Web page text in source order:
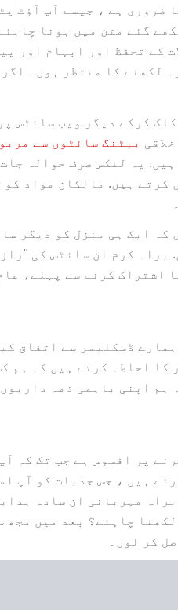
ضروری ہے ، جیسے آپ آؤٹ
گئے متن میں ہونا
کے تحفظ اور ابہام اور
لکھنے کا منتظر ہوں۔
کرکے دیگر ویب سائٹس
بیٹنگ سائٹوں سے
یہ لنکس صرف حوالہ
ہیں. مالکان مواد
کہ ایک ہی منزل کو دیگر
کرم ان سائٹس کی
اشتراک کرنے سے پہلے،
ڈسکلیمر سے اتفاق
احاطہ کرتے ہیں کہ ہم
ہم اپنی باہمی ذمہ
پر افسوس ہے جب تک کہ
ہیں ، جس جذبات کو آپ
مہربانی ان سادہ
چاہئے؟ بعد میں
کر لوں۔